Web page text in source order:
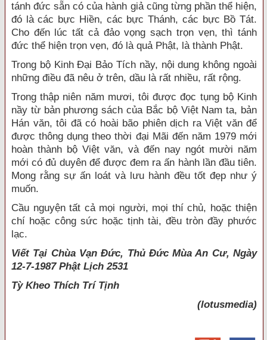
tánh đức sẵn có của hành giả cũng từng phần thể hiện,
đó là các bực Hiền, các bực Thánh, các bực Bồ Tát.
Cho đến lúc tất cả đảo vọng sạch trọn vẹn, thì tánh
đức thể hiện trọn vẹn, đó là quả Phật, là thành Phật.
Trong bộ Kinh Đại Bảo Tích nầy, nội dung không ngoài
những điều đã nêu ở trên, dầu là rất nhiều, rất rộng.
Trong thập niên năm mươi, tôi được đọc tụng bộ Kinh
nầy từ bản phương sách của Bắc bộ Việt Nam ta, bản
Hán văn, tôi đã có hoài bão phiên dịch ra Việt văn để
được thông dụng theo thời đại Mãi đến năm 1979 mới
hoàn thành bộ Việt văn, và đến nay ngót mười năm
mới có đủ duyên để được đem ra ấn hành lần đầu tiên.
Mong rằng sự ấn loát và lưu hành đều tốt đẹp như ý
muốn.
Cầu nguyện tất cả mọi người, mọi thí chủ, hoặc thiện
chí hoặc công sức hoặc tịnh tài, đều tròn đầy phước
lạc.
Viết Tại Chùa Vạn Đức, Thủ Đức Mùa An Cư, Ngày
12-7-1987 Phật Lịch 2531
Tỳ Kheo Thích Trí Tịnh
(lotusmedia)